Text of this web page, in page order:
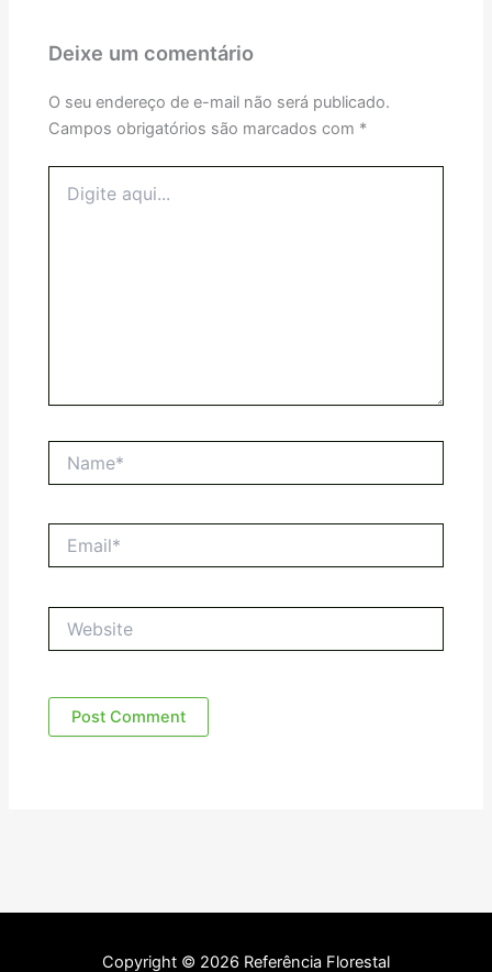
Deixe um comentário
O seu endereço de e-mail não será publicado.
Campos obrigatórios são marcados com *
aqui...
Copyright © 2026 Referência Florestal